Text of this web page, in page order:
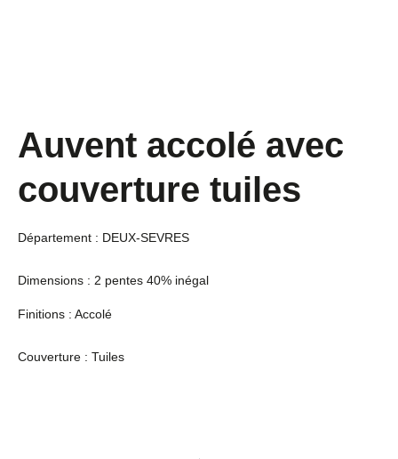
Auvent accolé avec
couverture tuiles
Département : DEUX-SEVRES
Dimensions : 2 pentes 40% inégal
Finitions : Accolé
Couverture : Tuiles